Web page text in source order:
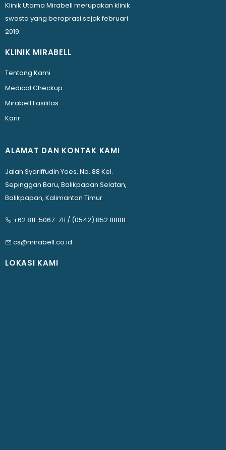
Klinik Utama Mirabell merupakan klinik
swasta yang beroprasi sejak februari
2019.
KLINIK MIRABELL
Tentang Kami
Medical Checkup
Mirabell Fasilitas
Karir
ALAMAT DAN KONTAK KAMI
Jalan Syariffudin Yoes, No. 88 Kel.
Sepinggan Baru, Balikpapan Selatan,
Balikpapan, Kalimantan Timur
+62 811-5067-711 / (0542) 852 8888
cs@mirabell.co.id
LOKASI KAMI